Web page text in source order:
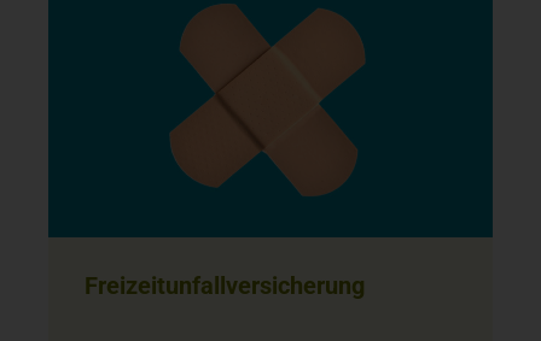
Freizeitunfallversicherung